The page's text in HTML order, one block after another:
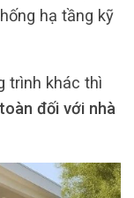
hạ tầng kỹ
trình khác thì
đối với nhà